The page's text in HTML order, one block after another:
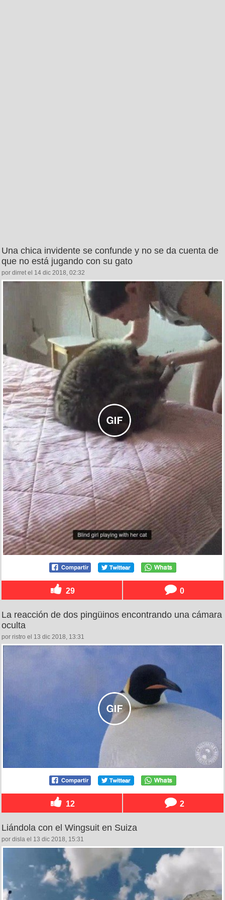
Una chica invidente se confunde y no se da cuenta de
que no está jugando con su gato
por dirret el 14 dic 2018, 02:32
29 0
La reacción de dos pingüinos encontrando una cámara
oculta
por ristro el 13 dic 2018, 13:31
12 2
Liándola con el Wingsuit en Suiza
por disla el 13 dic 2018, 15:31